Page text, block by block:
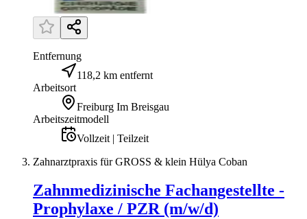
Entfernung
118,2 km entfernt
Arbeitsort
Freiburg Im Breisgau
Arbeitszeitmodell
Vollzeit | Teilzeit
Zahnarztpraxis für GROSS & klein Hülya Coban
Zahnmedizinische Fachangestellte -
Prophylaxe / PZR (m/w/d)